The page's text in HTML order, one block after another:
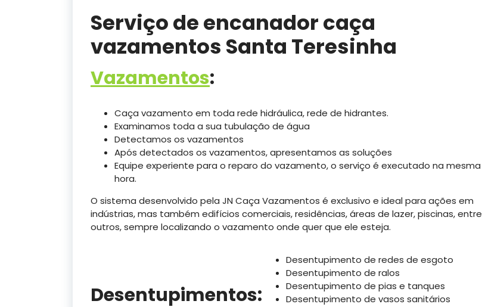
Serviço de encanador caça
vazamentos Santa Teresinha
Vazamentos:
Caça vazamento em toda rede hidráulica, rede de hidrantes.
Examinamos toda a sua tubulação de água
Detectamos os vazamentos
Após detectados os vazamentos, apresentamos as soluções
Equipe experiente para o reparo do vazamento, o serviço é executado na mesma
hora.
O sistema desenvolvido pela JN Caça Vazamentos é exclusivo e ideal para ações em
indústrias, mas também edifícios comerciais, residências, áreas de lazer, piscinas, entre
outros, sempre localizando o vazamento onde quer que ele esteja.
Desentupimentos:
Desentupimento de redes de esgoto
Desentupimento de ralos
Desentupimento de pias e tanques
Desentupimento de vasos sanitários